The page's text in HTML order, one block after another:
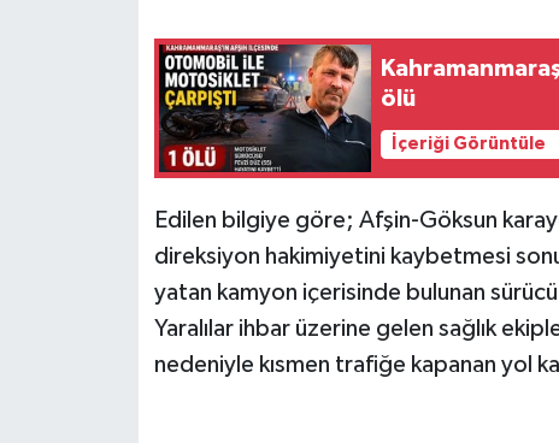
ölü
İçeriği Görüntüle
Edilen bilgiye göre; Afşin-Göksun
direksiyon hakimiyetini kaybetmesi
yatan kamyon içerisinde bulunan
Yaralılar ihbar üzerine gelen sağlık
nedeniyle kısmen trafiğe kapanan yol